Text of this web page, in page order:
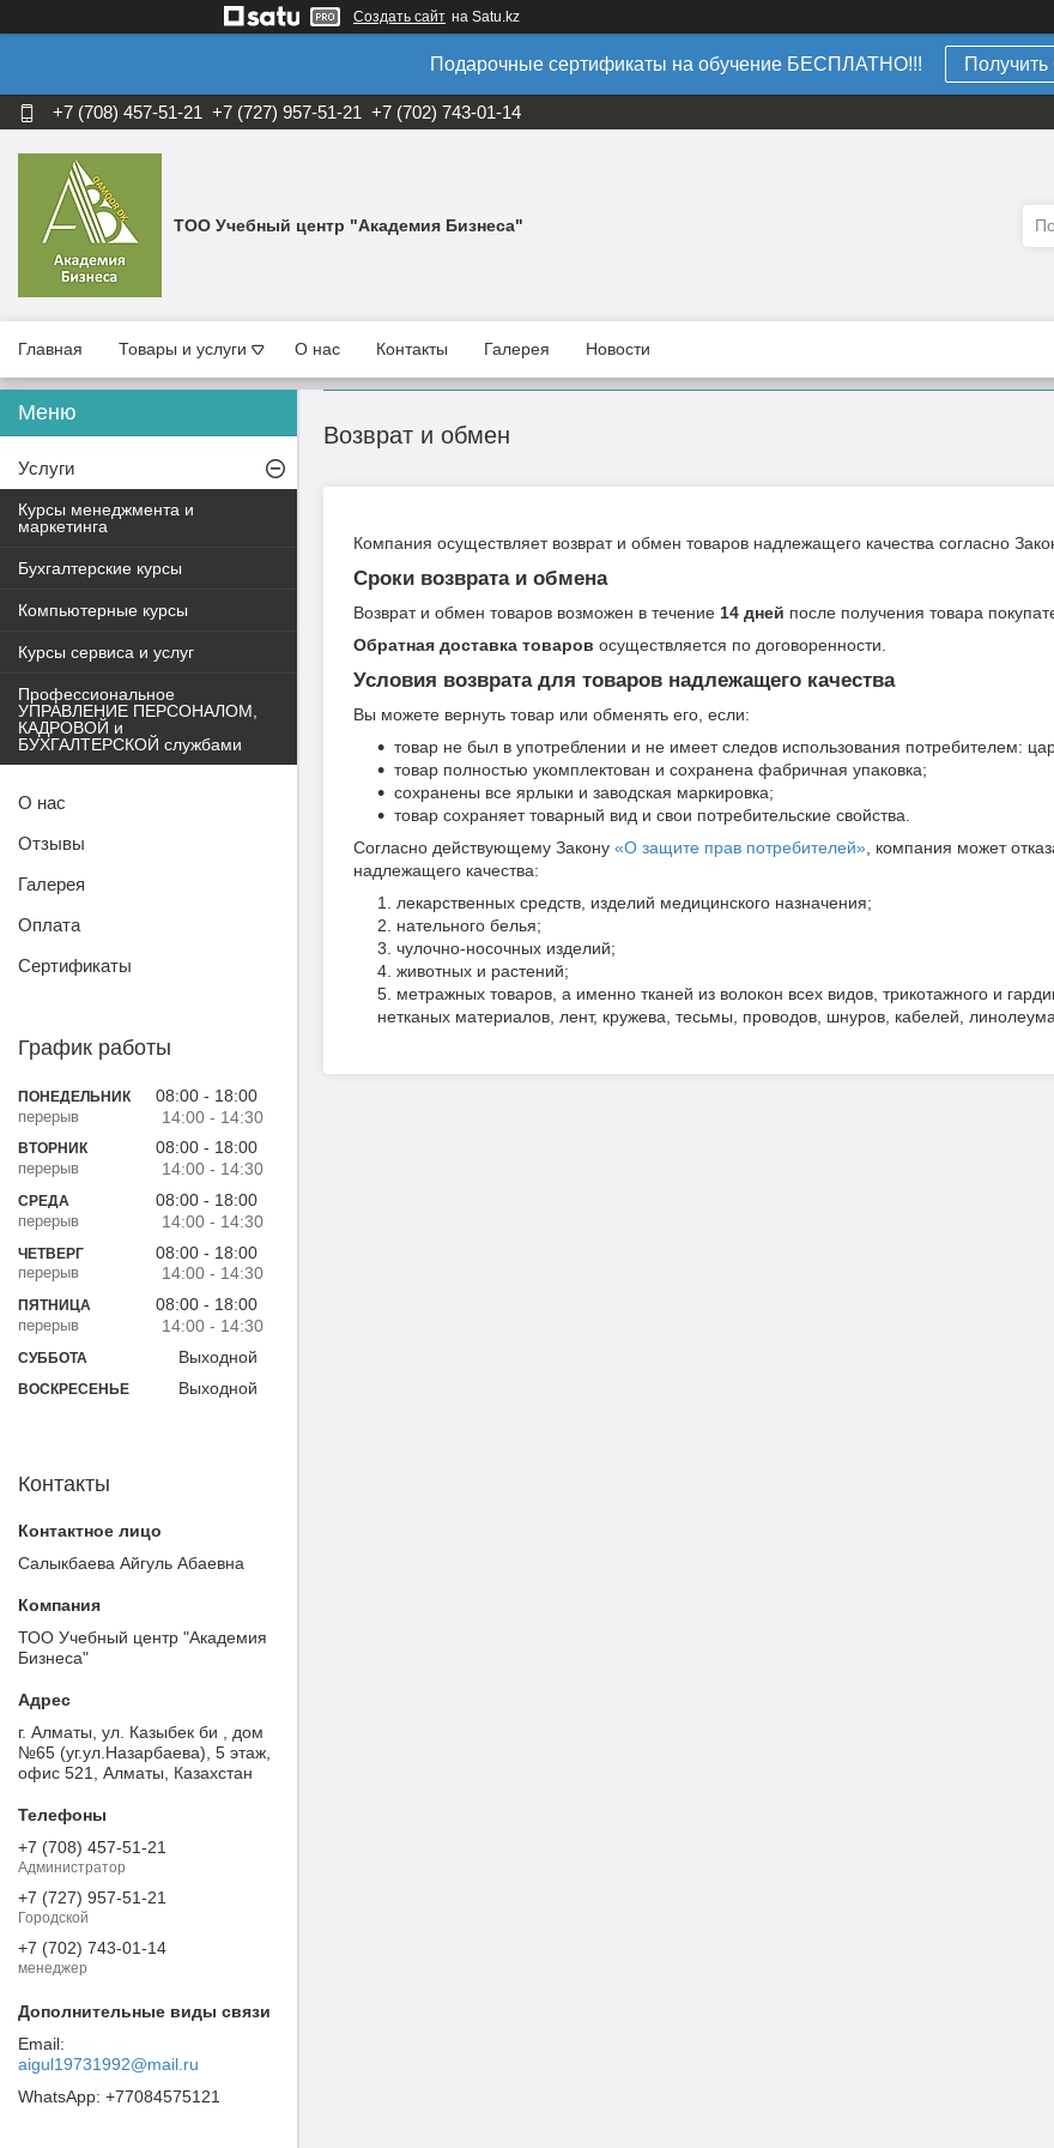
Создать сайт на Satu.kz
Подарочные сертификаты на обучение БЕСПЛАТНО!!!
+7 (708) 457-51-21 +7 (727) 957-51-21 +7 (702) 743-01-14
ТОО Учебный центр "Академия Бизнеса"
Главная Товары и услуги О нас Контакты Галерея Новости
Возврат и обмен
Компания осуществляет возврат и обмен товаров надлежащего качества согласно
Сроки возврата и обмена
Возврат и обмен товаров возможен в течение 14 дней после получения товара
Обратная доставка товаров осуществляется по договоренности.
Условия возврата для товаров надлежащего качества
Вы можете вернуть товар или обменять его, если:
товар не был в употреблении и не имеет следов использования потребителем:
товар полностью укомплектован и сохранена фабричная упаковка;
сохранены все ярлыки и заводская маркировка;
товар сохраняет товарный вид и свои потребительские свойства.
Согласно действующему Закону «О защите прав потребителей» , компания может
надлежащего качества:
лекарственных средств, изделий медицинского назначения;
нательного белья;
чулочно-носочных изделий;
животных и растений;
метражных товаров, а именно тканей из волокон всех видов, трикотажного и
нетканых материалов, лент, кружева, тесьмы, проводов, шнуров, кабелей,
Услуги
Курсы менеджмента и
маркетинга
Бухгалтерские курсы
Компьютерные курсы
Курсы сервиса и услуг
Профессиональное
УПРАВЛЕНИЕ ПЕРСОНАЛОМ,
КАДРОВОЙ и
БУХГАЛТЕРСКОЙ службами
О нас
Отзывы
Галерея
Оплата
Сертификаты
График работы
ПОНЕДЕЛЬНИК 08:00
18:00
14:00
14:30
ВТОРНИК 08:00
18:00
14:00
14:30
СРЕДА 08:00
18:00
14:00
14:30
ЧЕТВЕРГ 08:00
18:00
14:00
14:30
ПЯТНИЦА 08:00
18:00
14:00
14:30
СУББОТА Выходной
ВОСКРЕСЕНЬЕ Выходной
Контакты
Салыкбаева Айгуль Абаевна
ТОО Учебный центр "Академия
Бизнеса"
г. Алматы, ул. Казыбек би , дом
№65 (уг.ул.Назарбаева), 5 этаж,
офис 521, Алматы, Казахстан
+7 (708) 457-51-21
Администратор
+7 (727) 957-51-21
Городской
+7 (702) 743-01-14
менеджер
aigul19731992@mail.ru
+77084575121